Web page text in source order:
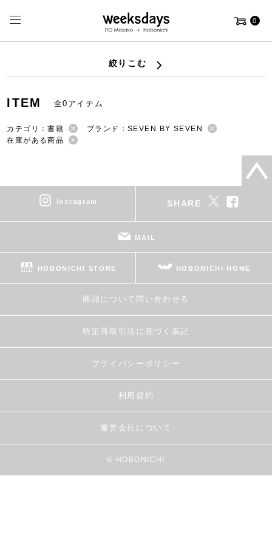
0
絞りこむ
ITEM 全0アイテム
カテゴリ：書籍
ブランド：SEVEN BY SEVEN
在庫がある商品
instagram SHARE
MAIL
HOBONICHI STORE HOBONICHI HOME
商品について問い合わせる
特定商取引法に基づく表記
プライバシーポリシー
利用規約
運営会社について
© HOBONICHI